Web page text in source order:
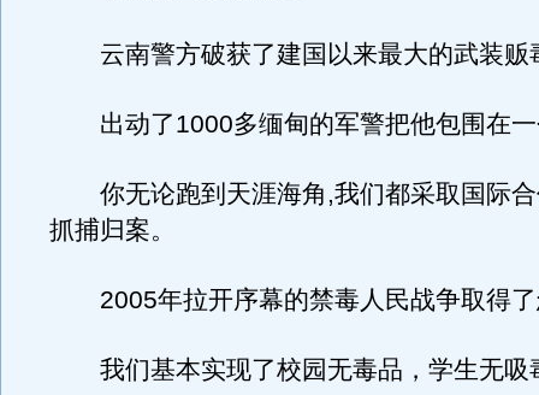
云南警方破获了建国以来最大的武装贩
出动了1000多缅甸的军警把他包围在一
你无论跑到天涯海角,我们都采取国际合
抓捕归案。
2005年拉开序幕的禁毒人民战争取得了
我们基本实现了校园无毒品，学生无吸